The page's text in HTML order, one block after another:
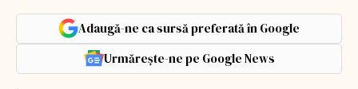
Adaugă-ne ca sursă preferată în Google
Urmărește-ne pe Google News